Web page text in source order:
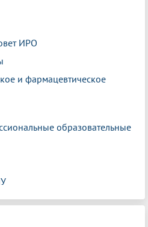
ИРО
и фармацевтическое
образовательные